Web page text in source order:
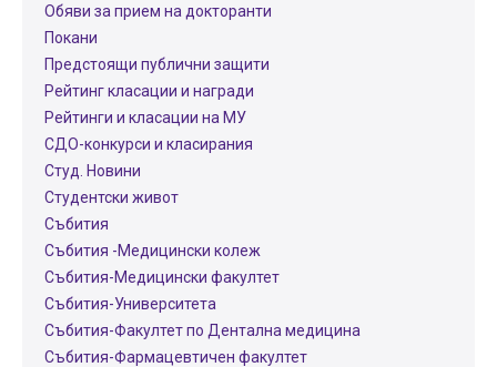
Обяви за прием на докторанти
Покани
Предстоящи публични защити
Рейтинг класации и награди
Рейтинги и класации на МУ
СДО-конкурси и класирания
Студ. Новини
Студентски живот
Събития
Събития -Медицински колеж
Събития-Медицински факултет
Събития-Университета
Събития-Факултет по Дентална медицина
Събития-Фармацевтичен факултет